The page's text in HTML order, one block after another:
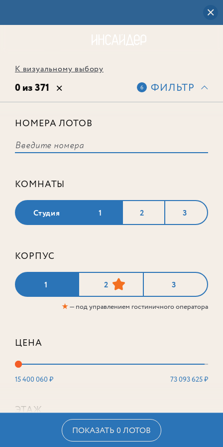
К визуальному выбору
0 из 371 6 ФИЛЬТР
НОМЕРА ЛОТОВ
КОМНАТЫ
Студия 1 2 3
КОРПУС
1 2 3
★— под управлением гостиничного оператора
ЦЕНА
15 400 060 ₽ 73 093 625 ₽
ЭТАЖ
ПОКАЗАТЬ 0 ЛОТОВ
соответствует ни одного лота